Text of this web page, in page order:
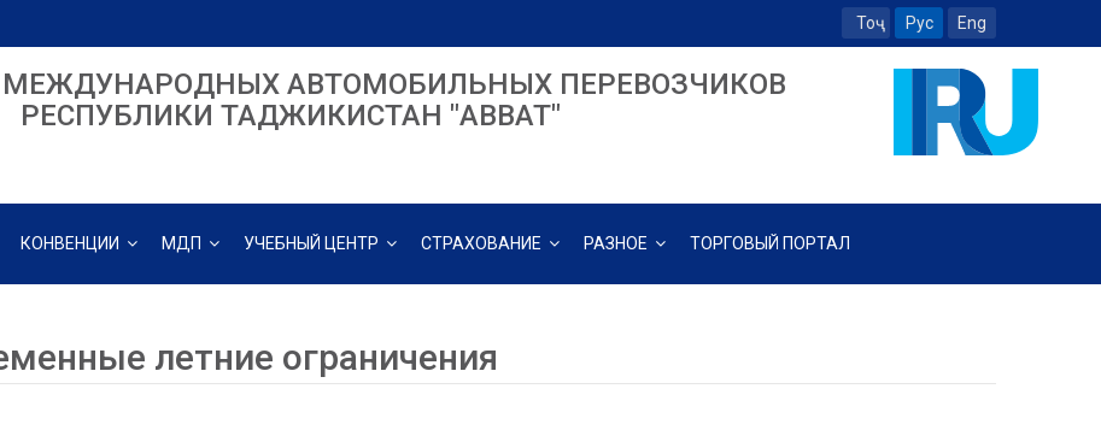
Тоҷ Рус Eng
АВТОМОБИЛЬНЫХ ПЕРЕВОЗЧИКОВ
РЕСПУБЛИКИ ТАДЖИКИСТАН "ABBAT"
КОНВЕНЦИИ МДП УЧЕБНЫЙ ЦЕНТР СТРАХОВАНИЕ РАЗНОЕ ТОРГОВЫЙ ПОРТАЛ
летние ограничения